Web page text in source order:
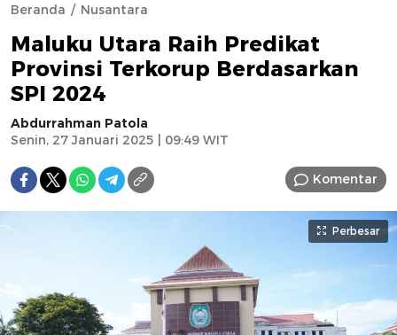
Beranda Nusantara
Maluku Utara Raih Predikat
Provinsi Terkorup Berdasarkan
SPI 2024
Abdurrahman Patola
Senin, 27 Januari 2025 | 09:49 WIT
Komentar
Perbesar